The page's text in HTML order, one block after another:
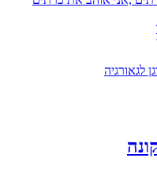
לגאורגיה